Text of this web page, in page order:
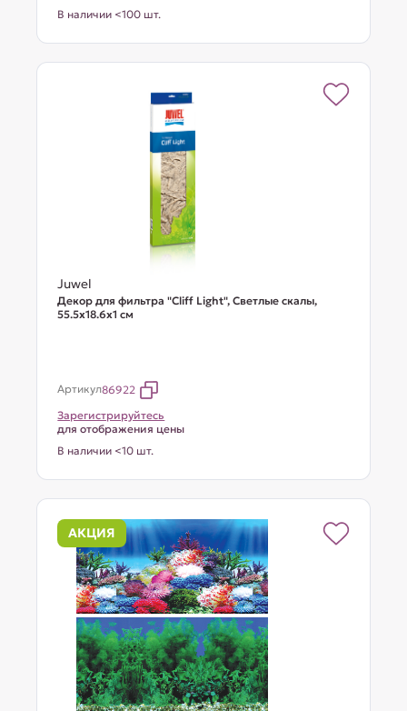
В наличии <100 шт.
Juwel
Декор для фильтра "Cliff Light", Светлые скалы,
55.5х18.6х1 см
Артикул86922
Зарегистрируйтесь
для отображения цены
В наличии <10 шт.
АКЦИЯ